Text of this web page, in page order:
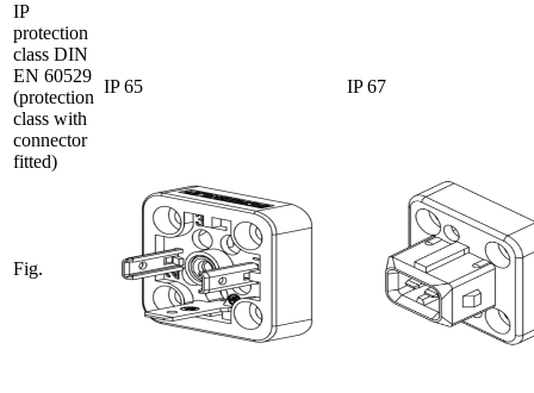
IP
protection
class DIN
EN 60529
(protection
class with
connector
fitted)
IP 65 IP 67
Fig.